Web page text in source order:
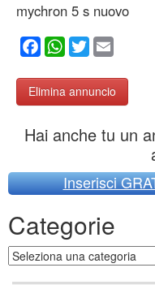
mychron 5 s nuovo
Facebook
WhatsApp
Twitter
Elimina annuncio
Hai anche tu un
Inserisci
Categorie
Categorie